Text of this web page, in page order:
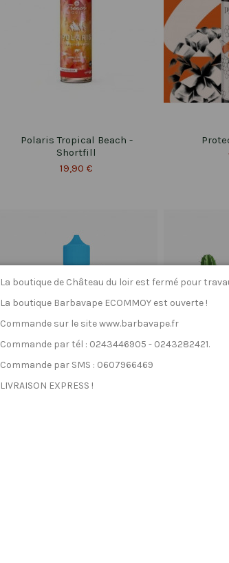
Polaris Tropical Beach -
Shortfill
19,90 €
La boutique de Château du loir est fermé pour
La boutique Barbavape ECOMMOY est ouverte !
Commande sur le site www.barbavape.fr
Commande par tél : 0243446905 - 0243282421.
Commande par SMS : 0607966469
LIVRAISON EXPRESS !